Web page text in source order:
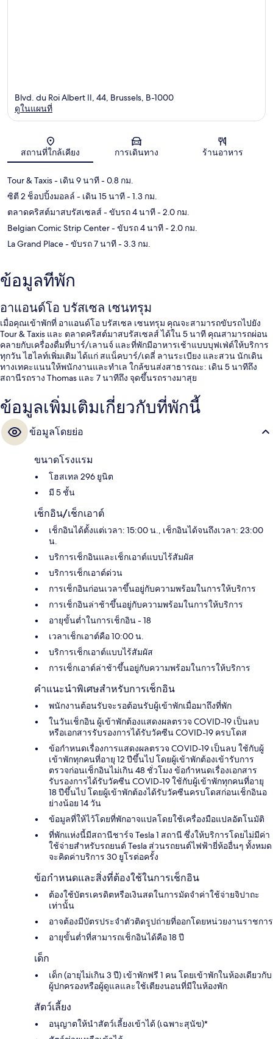
แผนที่
Blvd. du Roi Albert II, 44, Brussels, B-1000
ดูในแผนที่
สถานที่ใกล้เคียง การเดินทาง ร้านอาหาร
Tour & Taxis- เดิน 9 นาที- 0.8 กม.
ซิตี 2 ช็อปปิ้งมอลล์ - เดิน 15 นาที- 1.3 กม.
ตลาดคริสต์มาสบรัสเซลส์ - ขับรถ 4 นาที- 2.0 กม.
Belgian Comic Strip Center- ขับรถ 4 นาที- 2.0 กม.
La Grand Place- ขับรถ 7 นาที- 3.3 กม.
ข้อมูลที่พัก
อาแอนด์โอ บรัสเซล เซนทรุม
เมื่อคุณเข้าพักที่ อาแอนด์โอ บรัสเซล เซนทรุม คุณจะสามารถขับรถไปยัง
Tour & Taxis และ ตลาดคริสต์มาสบรัสเซลส์ ได้ใน 5 นาที คุณสามารถผ่อน
คลายกับเครื่องดื่มที่บาร์/เลานจ์ และที่พักมีอาหารเช้าแบบบุฟเฟ่ต์ให้บริการ
ทุกวัน ไฮไลท์เพิ่มเติม ได้แก่ สแน็คบาร์/เดลี่ ลานระเบียง และสวน นักเดิน
ทางเทคะแนนให้พนักงานและทำเล ใกล้ขนส่งสาธารณะ: เดิน 5 นาทีถึง
สถานีรถราง Thomas และ 7 นาทีถึง จุดขึ้นรถรางมาสุย
ข้อมูลเพิ่มเติมเกี่ยวกับที่พักนี้
ข้อมูลโดยย่อ
ขนาดโรงแรม
โฮสเทล 296 ยูนิต
มี 5 ชั้น
เช็กอิน/เช็กเอาต์
เช็กอินได้ตั้งแต่เวลา: 15:00 น., เช็กอินได้จนถึงเวลา: 23:00
น.
บริการเช็กอินและเช็กเอาต์แบบไร้สัมผัส
บริการเช็กเอาต์ด่วน
การเช็กอินก่อนเวลาขึ้นอยู่กับความพร้อมในการให้บริการ
การเช็กอินล่าช้าขึ้นอยู่กับความพร้อมในการให้บริการ
อายุขั้นต่ำในการเช็กอิน - 18
เวลาเช็กเอาต์คือ 10:00 น.
บริการเช็กเอาต์แบบไร้สัมผัส
การเช็กเอาต์ล่าช้าขึ้นอยู่กับความพร้อมในการให้บริการ
คำแนะนำพิเศษสำหรับการเช็กอิน
พนักงานต้อนรับจะรอต้อนรับผู้เข้าพักเมื่อมาถึงที่พัก
ในวันเช็กอิน ผู้เข้าพักต้องแสดงผลตรวจ COVID-19 เป็นลบ
หรือเอกสารรับรองการได้รับวัคซีน COVID-19 ครบโดส
ข้อกำหนดเรื่องการแสดงผลตรวจ COVID-19 เป็นลบ ใช้กับผู้
เข้าพักทุกคนที่อายุ 12 ปีขึ้นไป โดยผู้เข้าพักต้องเข้ารับการ
ตรวจก่อนเช็กอินไม่เกิน 48 ชั่วโมง ข้อกำหนดเรื่องเอกสาร
รับรองการได้รับวัคซีน COVID-19 ใช้กับผู้เข้าพักทุกคนที่อายุ
18 ปีขึ้นไป โดยผู้เข้าพักต้องได้รับวัคซีนครบโดสก่อนเช็กอินอ
ย่างน้อย 14 วัน
ข้อมูลที่ให้ไว้โดยที่พักอาจแปลโดยใช้เครื่องมือแปลอัตโนมัติ
ที่พักแห่งนี้มีสถานีชาร์จ Tesla 1 สถานี ซึ่งให้บริการโดยไม่มีค่า
ใช้จ่ายสำหรับรถยนต์ Tesla ส่วนรถยนต์ไฟฟ้ายี่ห้ออื่นๆ ทั้งหมด
จะคิดค่าบริการ 30 ยูโรต่อครั้ง
ข้อกำหนดและสิ่งที่ต้องใช้ในการเช็กอิน
ต้องใช้บัตรเครดิตหรือเงินสดในการมัดจำค่าใช้จ่ายจิปาถะ
เท่านั้น
อาจต้องมีบัตรประจำตัวติดรูปถ่ายที่ออกโดยหน่วยงานราชการ
อายุขั้นต่ำที่สามารถเช็กอินได้คือ 18 ปี
เด็ก
เด็ก (อายุไม่เกิน 3 ปี) เข้าพักฟรี 1 คน โดยเข้าพักในห้องเดียวกับ
ผู้ปกครองหรือผู้ดูแลและใช้เตียงนอนที่มีในห้องพัก
สัตว์เลี้ยง
อนุญาตให้นำสัตว์เลี้ยงเข้าได้ (เฉพาะสุนัข)*